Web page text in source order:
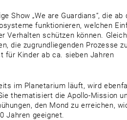
Show „We are Guardians“, die ab
funktionieren, welchen
Verhalten schützen können.
die zugrundliegenden Prozesse
für Kinder ab ca. sieben Jahren
im Planetarium läuft, wird
thematisiert die Apollo-Mission
den Mond zu erreichen,
Jahren geeignet.